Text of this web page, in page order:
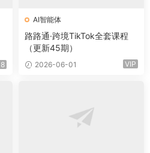
8
AI智能体
路路通·跨境TikTok全套课程
（更新45期）
2026-06-01 VIP